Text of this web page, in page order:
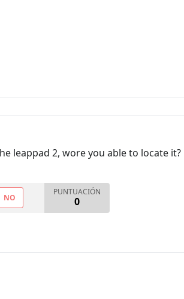
leappad 2, wore you able to locate it?
NO
PUNTUACIÓN
0